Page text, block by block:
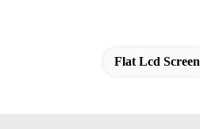
Flat Lcd Screen